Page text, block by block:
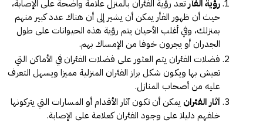
رؤية الفأر تعد رؤية الفئران بالمنزل علامة واضحة على الإصابة،
حيث أن ظهور الفأر يمكن أن يشير إلى أن هناك عدد كبير منهم
بمنزلك، وفي أغلب الأحيان يتم رؤية هذه الحيوانات على طول
الجدران أو يجرون خوفا من الإمساك بهم.
فضلات الفئران يتم العثور على فضلات الفئران في الأماكن التي
تعيش بها ويكون شكل براز الفئران المنزلية مميزا ويسهل التعرف
عليه من أصحاب المنازل.
آثار الفئران يمكن أن تكون آثار الأقدام أو المسارات التي يتركونها
خلفهم دليلا على وجود الفئران كعلامة على الإصابة.